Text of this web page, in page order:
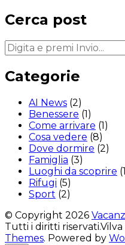
Cerca post
Cerchi
qualcosa?
Categorie
AI News (2)
Benessere (1)
Come arrivare (1)
Cosa vedere (8)
Dove dormire (2)
Famiglia (3)
Luoghi da scoprire
Rifugi (5)
Sport (2)
© Copyright 2026
Tutti i diritti riservati.
Themes. Powered by